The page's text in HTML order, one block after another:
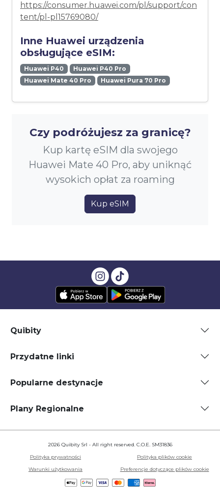
https://consumer.huawei.com/pl/support/con
tent/pl-pl15769080/
Inne Huawei urządzenia
obsługujące eSIM:
Huawei P40
Huawei P40 Pro
Huawei Mate 40 Pro
Huawei Pura 70 Pro
Czy podróżujesz za granicę?
Kup kartę eSIM dla swojego
Huawei Mate 40 Pro, aby uniknąć
wysokich opłat za roaming
Kup eSIM
Quibity
Przydatne linki
Popularne destynacje
Plany Regionalne
2026 Quibity Srl - All right reserved. C.O.E. SM31836
Polityka prywatności
Polityka plików cookie
Warunki użytkowania
Preferencje dotyczące plików cookie